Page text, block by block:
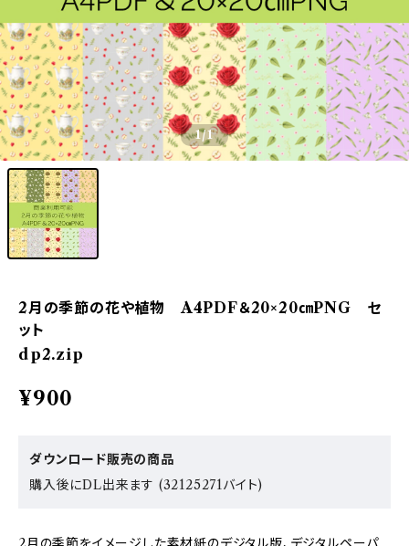
1/1
2月の季節の花や植物 A4PDF＆20×20㎝PNG セ
ット
dp2.zip
¥900
ダウンロード販売の商品
購入後にDL出来ます (32125271バイト)